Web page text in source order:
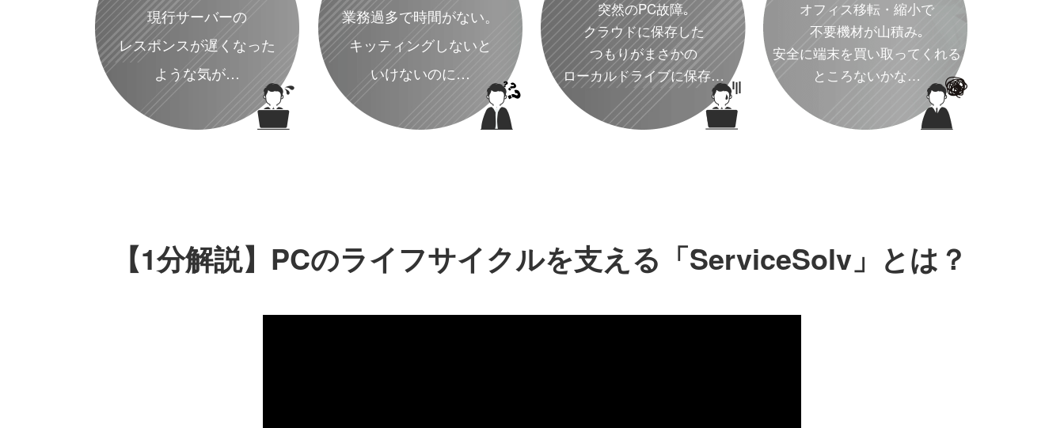
現行サーバーの
レスポンスが遅くなった
ような気が…
業務過多で時間がない。
キッティングしないと
いけないのに…
突然のPC故障｡
クラウドに保存した
つもりがまさかの
ローカルドライブに保存…
オフィス移転・縮小で
不要機材が山積み｡
安全に端末を買い取ってくれる
ところないかな…
【1分解説】PCのライフサイクルを支える「ServiceSolv」とは？